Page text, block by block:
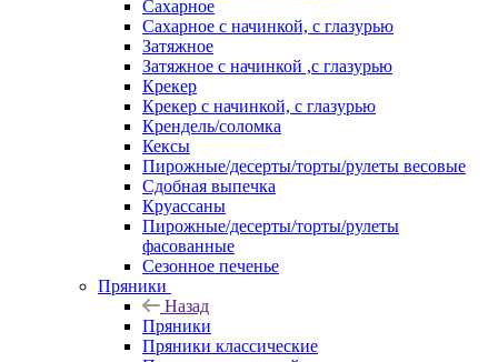
Сахарное
Сахарное с начинкой, с глазурью
Затяжное
Затяжное с начинкой ,с глазурью
Крекер
Крекер с начинкой, с глазурью
Крендель/соломка
Кексы
Пирожные/десерты/торты/рулеты весовые
Сдобная выпечка
Круассаны
Пирожные/десерты/торты/рулеты
фасованные
Сезонное печенье
Пряники
Назад
Пряники
Пряники классические